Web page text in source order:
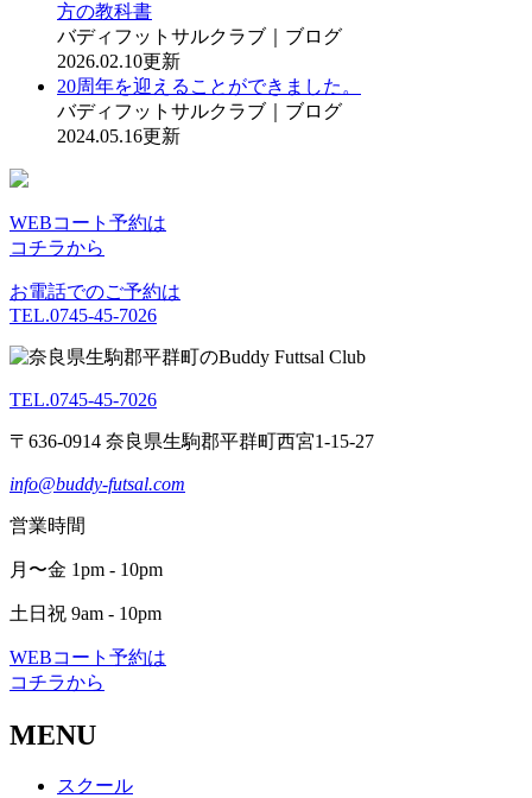
方の教科書
バディフットサルクラブ｜ブログ
2026.02.10更新
20周年を迎えることができました。
バディフットサルクラブ｜ブログ
2024.05.16更新
WEBコート予約は
コチラから
お電話でのご予約は
TEL.0745-45-7026
TEL.0745-45-7026
〒636-0914 奈良県生駒郡平群町西宮1-15-27
info@buddy-futsal.com
営業時間
月〜金 1pm - 10pm
土日祝 9am - 10pm
WEBコート予約は
コチラから
MENU
スクール